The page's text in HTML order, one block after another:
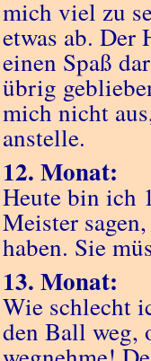
mich viel zu
etwas ab.
einen Spaß
übrig
mich nicht
anstelle.
12. Monat:
Heute bin ich
Meister
haben. Sie
13. Monat:
Wie schlecht
den Ball weg,